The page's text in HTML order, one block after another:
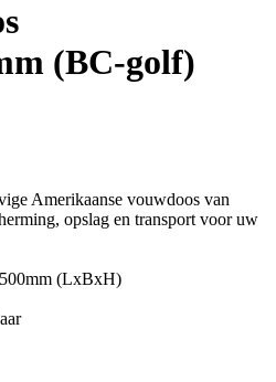
(BC-golf)
Amerikaanse vouwdoos van
opslag en transport voor uw
(LxBxH)